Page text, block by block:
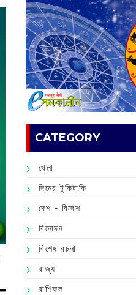
CATEGORY
খেলা
দিনের টুকিটাকি
দেশ - বিদেশ
বিনোদন
বিশেষ রচনা
রাজ্য
রাশিফল